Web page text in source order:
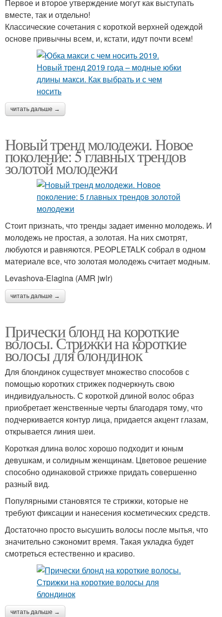
Первое и второе утверждение могут как выступать
вместе, так и отдельно!
Классические сочетания с короткой верхней одеждой
основе привычны всем, и, кстати, идут почти всем!
читать дальше →
Новый тренд молодежи. Новое
поколение: 5 главных трендов
золотой молодежи
Стоит признать, что тренды задает именно молодежь. И
молодежь не простая, а золотая. На них смотрят,
любуются и равняются. PEOPLETALK собрал в одном
материале все, что золотая молодежь считает модным.
Levashova-Elagina (AMR jwlr)
читать дальше →
Прически блонд на короткие
волосы. Стрижки на короткие
волосы для блондинок
Для блондинок существует множество способов с
помощью коротких стрижек подчеркнуть свою
индивидуальность. С короткой длиной волос образ
приобретает женственные черты благодаря тому, что
подчеркивается контур лица, придается акцент глазам,
открывается линия шеи.
Короткая длина волос хорошо подходит и юным
девушкам, и солидным женщинам. Цветовое решение
способно одинаковой стрижке придать совершенно
разный вид.
Популярными становятся те стрижки, которые не
требуют фиксации и нанесения косметических средств.
Достаточно просто высушить волосы после мытья, что
значительно сэкономит время. Такая укладка будет
смотреться естественно и красиво.
читать дальше →